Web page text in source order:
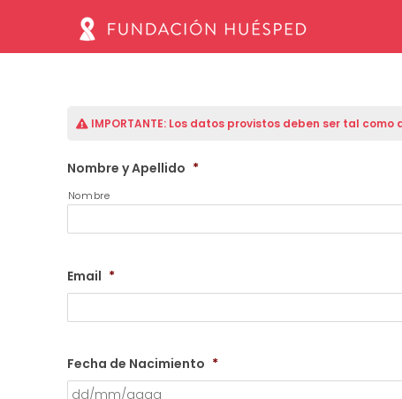
IMPORTANTE:Los datos provistos deben ser tal
Nombre y Apellido *
Nombre
Email *
Fecha de Nacimiento *